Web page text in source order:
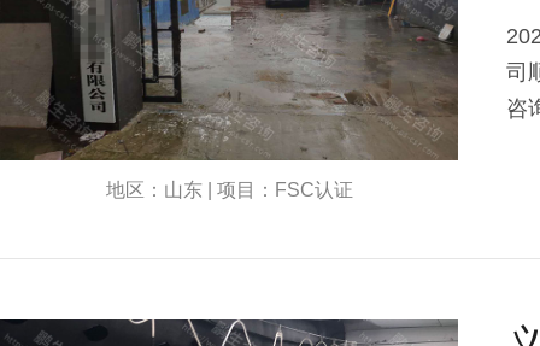
司
咨
地区：山东 | 项目：FSC认证